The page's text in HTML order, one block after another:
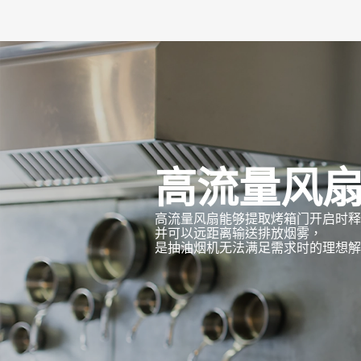
高流量风
高流量风扇能够提取烤箱门开启时
并可以远距离输送排放烟雾，
是抽油烟机无法满足需求时的理想